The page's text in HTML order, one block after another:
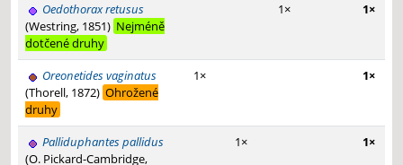
Oedothorax retusus
(Westring, 1851) Nejméně
dotčené druhy
1× 1×
Oreonetides vaginatus
(Thorell, 1872) Ohrožené
druhy
1× 1×
Palliduphantes pallidus
(O. Pickard-Cambridge,
1× 1×